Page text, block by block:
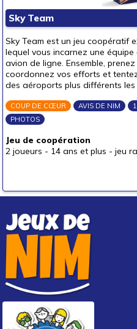
Puzzles & casse-têtes
un bébé (0-3 ans)
un p'tit bout (3-6 ans)
un junior (6-8 ans)
un jeune ado (8-12 ans)
un ado (12-16 ans)
un adulte (16 ans et +)
Prix
autour de 10 €
autour de 15 €
autour de 20 €
autour de 25 €
autour de 30 €
autour de 40 €
autour de 50 €
50 € et au-delà
Sky Team
Sky Team est un jeu coopératif
lequel vous incarnez une
avion de ligne. Ensemble,
coordonnez vos efforts et
des aéroports plus différents
COUP DE CŒUR AVIS DE NIM
PHOTOS
Jeu de coopération
2 joueurs - 14 ans et plus - jeu